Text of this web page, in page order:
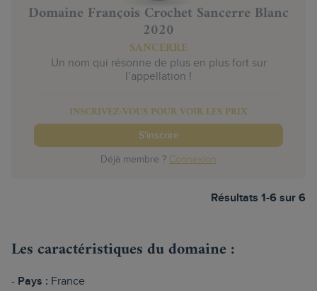
Domaine François Crochet Sancerre Blanc
2020
SANCERRE
Un nom qui résonne de plus en plus fort sur
l’appellation !
INSCRIVEZ-VOUS POUR VOIR LES PRIX
S'inscrire
Déjà membre ? Connexion
Résultats 1-6 sur 6
Les caractéristiques du domaine :
Pays : France